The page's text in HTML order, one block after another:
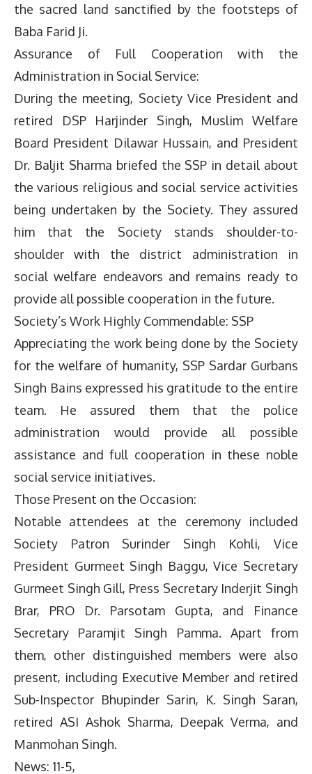
the sacred land sanctified by the footsteps of
Baba Farid Ji.
Assurance of Full Cooperation with the
Administration in Social Service:
During the meeting, Society Vice President and
retired DSP Harjinder Singh, Muslim Welfare
Board President Dilawar Hussain, and President
Dr. Baljit Sharma briefed the SSP in detail about
the various religious and social service activities
being undertaken by the Society. They assured
him that the Society stands shoulder-to-
shoulder with the district administration in
social welfare endeavors and remains ready to
provide all possible cooperation in the future.
Society’s Work Highly Commendable: SSP
Appreciating the work being done by the Society
for the welfare of humanity, SSP Sardar Gurbans
Singh Bains expressed his gratitude to the entire
team. He assured them that the police
administration would provide all possible
assistance and full cooperation in these noble
social service initiatives.
Those Present on the Occasion:
Notable attendees at the ceremony included
Society Patron Surinder Singh Kohli, Vice
President Gurmeet Singh Baggu, Vice Secretary
Gurmeet Singh Gill, Press Secretary Inderjit Singh
Brar, PRO Dr. Parsotam Gupta, and Finance
Secretary Paramjit Singh Pamma. Apart from
them, other distinguished members were also
present, including Executive Member and retired
Sub-Inspector Bhupinder Sarin, K. Singh Saran,
retired ASI Ashok Sharma, Deepak Verma, and
Manmohan Singh.
News: 11-5,